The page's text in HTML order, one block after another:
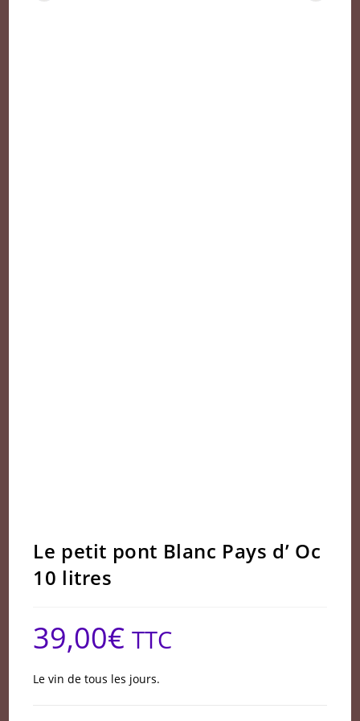
Le petit pont Blanc Pays d’ Oc
10 litres
39,00€ TTC
Le vin de tous les jours.